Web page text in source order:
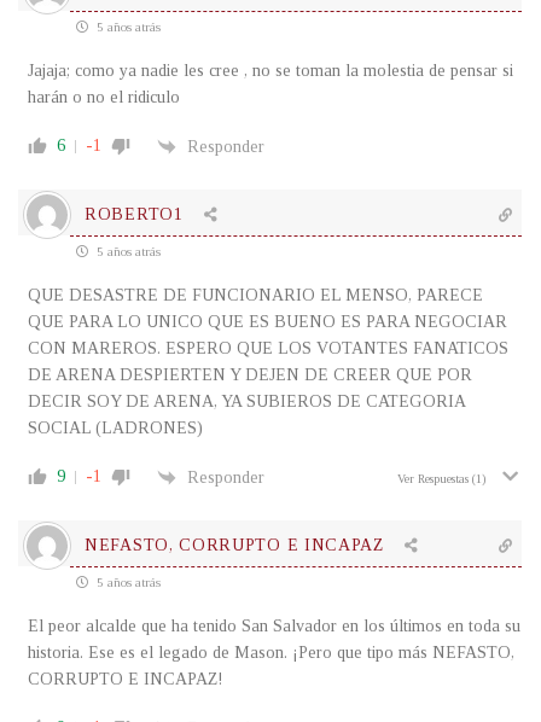
5 años atrás
Jajaja; como ya nadie les cree , no se toman la molestia de pensar si
harán o no el ridiculo
6 -1 Responder
ROBERTO1
5 años atrás
QUE DESASTRE DE FUNCIONARIO EL MENSO, PARECE
QUE PARA LO UNICO QUE ES BUENO ES PARA NEGOCIAR
CON MAREROS. ESPERO QUE LOS VOTANTES FANATICOS
DE ARENA DESPIERTEN Y DEJEN DE CREER QUE POR
DECIR SOY DE ARENA, YA SUBIEROS DE CATEGORIA
SOCIAL (LADRONES)
9 -1 Responder Ver Respuestas (1)
NEFASTO, CORRUPTO E INCAPAZ
5 años atrás
El peor alcalde que ha tenido San Salvador en los últimos en toda su
historia. Ese es el legado de Mason. ¡Pero que tipo más NEFASTO,
CORRUPTO E INCAPAZ!